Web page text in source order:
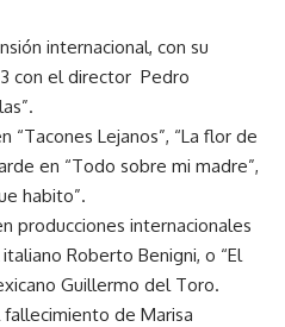
internacional, con su
con el director Pedro
“Tacones Lejanos”, “La flor de
en “Todo sobre mi madre”,
habito”.
producciones internacionales
Roberto Benigni, o “El
Guillermo del Toro.
de Marisa